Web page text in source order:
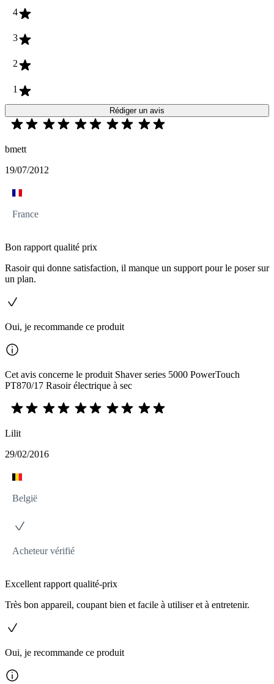
4
3
2
1
Rédiger un avis
bmett
19/07/2012
France
Bon rapport qualité prix
Rasoir qui donne satisfaction, il manque un support pour le poser sur
un plan.
Oui, je recommande ce produit
Cet avis concerne le produit Shaver series 5000 PowerTouch
PT870/17 Rasoir électrique à sec
Lilit
29/02/2016
België
Acheteur vérifié
Excellent rapport qualité-prix
Très bon appareil, coupant bien et facile à utiliser et à entretenir.
Oui, je recommande ce produit